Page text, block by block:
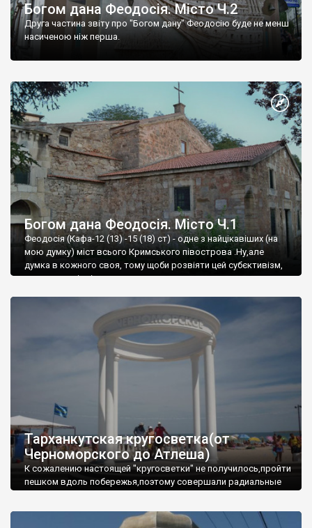
Богом дана Феодосія. Місто Ч.2
Друга частина звіту про "Богом дану" Феодосію буде не менш
насиченою ніж перша.
Богом дана Феодосія. Місто Ч.1
Феодосія (Кафа-12 (13) -15 (18) ст) - одне з найцікавіших (на
мою думку) міст всього Кримського півострова .Ну,але
думка в кожного своя, тому щоби розвіяти цей субєктивізм,
запрошую відвідати це
Тарханкутская кругосветка(от
Черноморского до Атлеша)
К сожалению настоящей "кругосветки" не получилось,пройти
пешком вдоль побережья,поэтому совершали радиальные